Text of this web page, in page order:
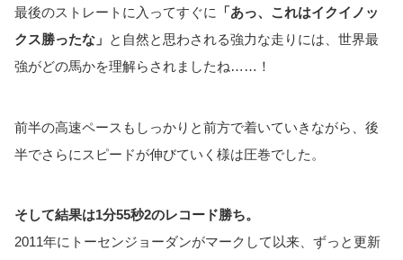
最後のストレートに入ってすぐに
「あっ、これはイクイノッ
クス勝ったな」 と自然と思わされる強力な走りには、世界最
強がどの馬かを理解らされましたね……！
前半の高速ペースもしっかりと前方で着いていきながら、後
半でさらにスピードが伸びていく様は圧巻でした。
そして結果は1分55秒2のレコード勝ち。
2011年にトーセンジョーダンがマークして以来、ずっと更新